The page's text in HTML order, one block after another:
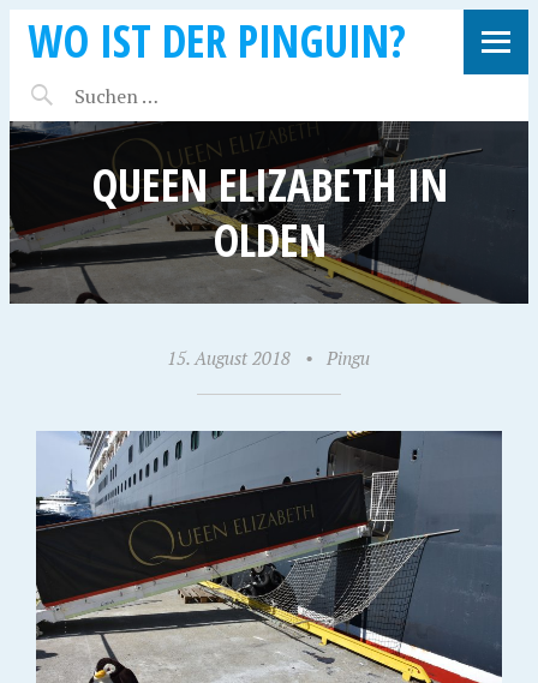
WO IST DER PINGUIN?
QUEEN ELIZABETH IN
OLDEN
15. August 2018 • Pingu